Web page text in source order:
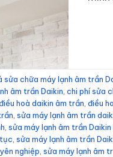
sửa chữa máy lạnh âm trần
âm trần Daikin, chi phí sửa
hoà daikin âm trần, điều
, sửa máy lạnh âm trần
, sửa máy lạnh âm trần
, sửa máy lạnh âm trần
nghiệp, sửa máy lạnh âm